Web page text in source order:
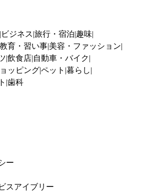
ビジネス 旅行・宿泊 趣味
教育・習い事 美容・ファッション
飲食店 自動車・バイク
ッピングペット 暮らし
歯科
ー
スアイブリー